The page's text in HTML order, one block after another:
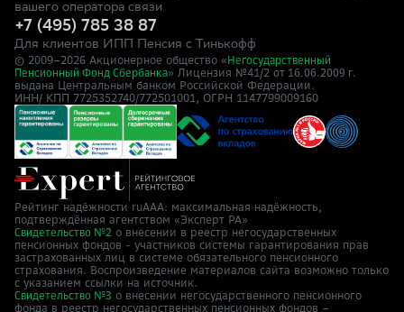
вашего оператора связи
+7 (495) 785 38 87
Для клиентов ИПП Пенсия с Тинькофф
© 2009–2026 Акционерное общество « Негосударственный
Пенсионный Фонд Сбербанка» Лицензия №41/2 от 16.06.2009 г.
выдана Центральным банком Российской Федерации.
ИНН/ КПП 7725352740/772501001, ОГРН 1147799009160
Рейтинг надёжности ruAAA: максимальная надёжность,
подтверждённая агентством «Эксперт РА»
Свидетельство №2 о внесении в реестр негосударственных
пенсионных фондов - участников системы гарантирования прав
застрахованных лиц в системе обязательного пенсионного
страхования. Воспроизведение материалов сайта возможно только
с указанием ссылки на источник.
Свидетельство №3 о внесении негосударственного пенсионного
фонда в реестр негосударственных пенсионных фондов –